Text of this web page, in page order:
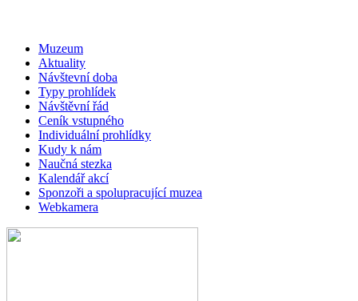
Muzeum
Aktuality
Návštevní doba
Typy prohlídek
Návštěvní řád
Ceník vstupného
Individuální prohlídky
Kudy k nám
Naučná stezka
Kalendář akcí
Sponzoři a spolupracující muzea
Webkamera